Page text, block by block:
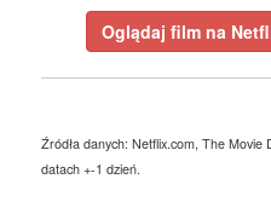
Oglądaj film na
Źródła danych: Netflix.com, The
datach +-1 dzień.